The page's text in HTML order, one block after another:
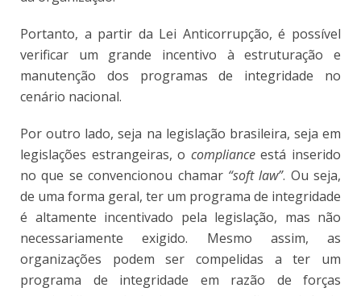
Portanto, a partir da Lei Anticorrupção, é possível
verificar um grande incentivo à estruturação e
manutenção dos programas de integridade no
cenário nacional.
Por outro lado, seja na legislação brasileira, seja em
legislações estrangeiras, o complianceestá inserido
no que se convencionou chamar “soft law”. Ou seja,
de uma forma geral, ter um programa de integridade
é altamente incentivado pela legislação, mas não
necessariamente exigido. Mesmo assim, as
organizações podem ser compelidas a ter um
programa de integridade em razão de forças